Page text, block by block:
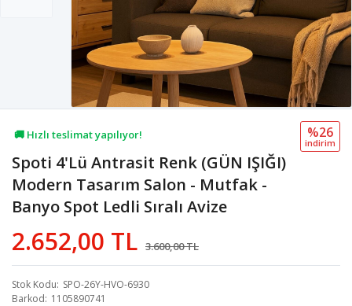
🚚 Hızlı teslimat yapılıyor!
💖 43,3B kişi favoriledi!
💸 Sepette 100 TL indirim!
Spoti 4'Lü Antrasit Renk (GÜN IŞIĞI)
Modern Tasarım Salon - Mutfak -
Banyo Spot Ledli Sıralı Avize
2.652,00 TL 3.600,00 TL
%26
i̇ndi̇ri̇m
Stok Kodu SPO-26Y-HVO-6930
Barkod 1105890741